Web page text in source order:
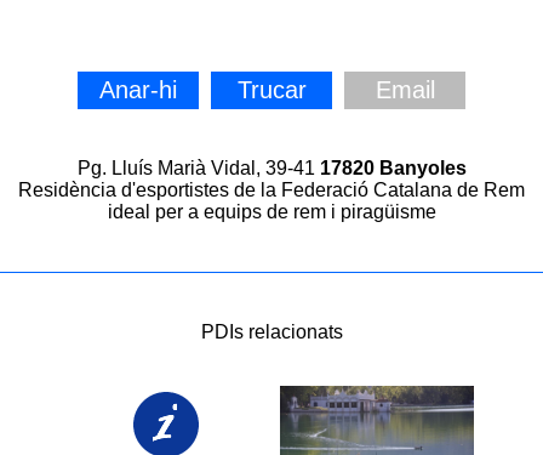
Anar-hi Trucar Email
Pg. Lluís Marià Vidal, 39-41 17820 Banyoles
Residència d'esportistes de la Federació Catalana de Rem
ideal per a equips de rem i piragüisme
PDIs relacionats